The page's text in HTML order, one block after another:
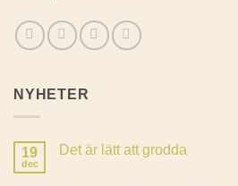
NYHETER
19
dec
Det är lätt att grodda